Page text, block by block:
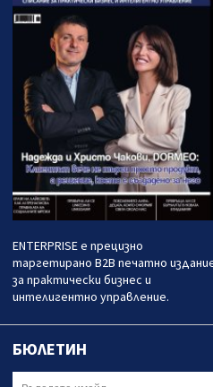
ENTERPRISE е прецизно
таргетирано B2B печатно
за практически бизнес и
интелигентно управление.
БЮЛЕТИН